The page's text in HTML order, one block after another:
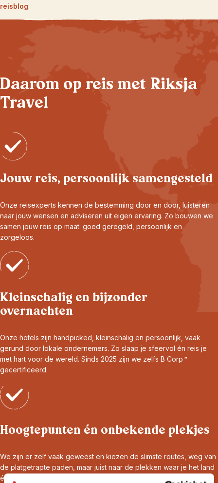
reisblog.
Daarom op reis met Riksja
Travel
Jouw reis, persoonlijk samengesteld
Onze reisexperts kennen de bestemming door en door, luisteren
naar jouw wensen en adviseren uit eigen ervaring. Zo bouwen we
samen jouw reis op maat: goed geregeld, persoonlijk en
zorgeloos.
Kleinschalig en bijzonder
overnachten
Onze hotels zijn handpicked, kleinschalig en persoonlijk, vaak
gerund door lokale ondernemers. Zo slaap je sfeervol én reis je
met hart voor de wereld. Sinds 2025 zijn we zelfs B Corp™
gecertificeerd.
Hoogtepunten én onbekende plekjes
We zijn er zelf vaak geweest en kiezen de slimste routes, weg van
de platgetrapte paden, maar juist naar de plekken waar je het land
écht leert kennen. Voor reizigers, door reizigers.